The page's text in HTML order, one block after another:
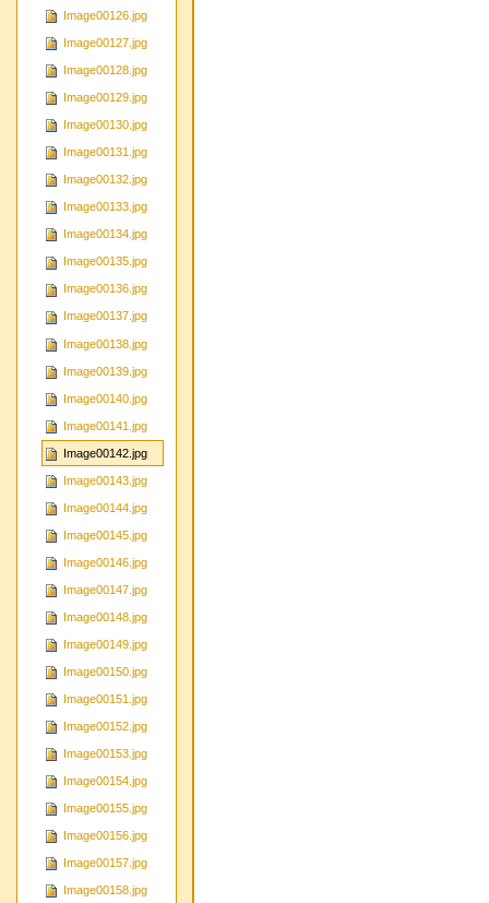
Image00126.jpg
Image00127.jpg
Image00128.jpg
Image00129.jpg
Image00130.jpg
Image00131.jpg
Image00132.jpg
Image00133.jpg
Image00134.jpg
Image00135.jpg
Image00136.jpg
Image00137.jpg
Image00138.jpg
Image00139.jpg
Image00140.jpg
Image00141.jpg
Image00142.jpg
Image00143.jpg
Image00144.jpg
Image00145.jpg
Image00146.jpg
Image00147.jpg
Image00148.jpg
Image00149.jpg
Image00150.jpg
Image00151.jpg
Image00152.jpg
Image00153.jpg
Image00154.jpg
Image00155.jpg
Image00156.jpg
Image00157.jpg
Image00158.jpg